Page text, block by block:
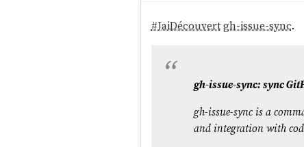
#JaiDécouvertgh-issue-sync.
gh-issue-sync: sync
gh-issue-syncis a
and integration with